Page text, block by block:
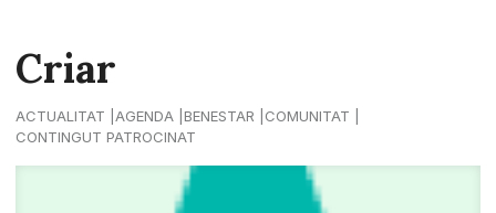
Criar
ACTUALITAT AGENDA BENESTAR
COMUNITAT
CONTINGUT PATROCINAT